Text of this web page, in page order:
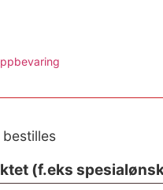
(f.eks